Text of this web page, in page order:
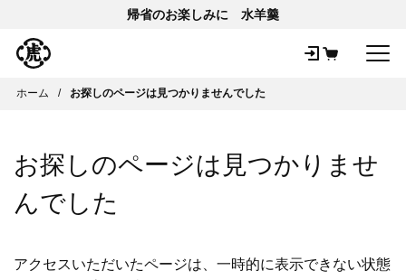
帰省のお楽しみに 水羊羹
ホーム お探しのページは見つかりませんでした
お探しのページは見つかりませ
んでした
アクセスいただいたページは、一時的に表示できない状態